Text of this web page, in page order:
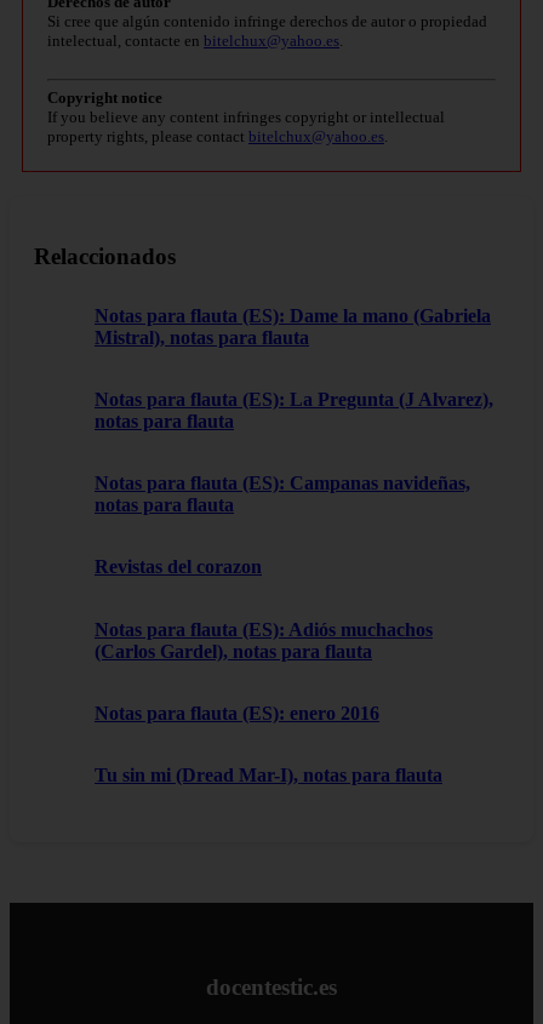
Si cree que algún contenido infringe derechos de autor o propiedad
intelectual, contacte en bitelchux@yahoo.es.
Copyright notice
If you believe any content infringes copyright or intellectual
property rights, please contact bitelchux@yahoo.es.
Relaccionados
Notas para flauta (ES): Dame la mano (Gabriela
Mistral), notas para flauta
Notas para flauta (ES): La Pregunta (J Alvarez),
notas para flauta
Notas para flauta (ES): Campanas navideñas,
notas para flauta
Revistas del corazon
Notas para flauta (ES): Adiós muchachos
(Carlos Gardel), notas para flauta
Notas para flauta (ES): enero 2016
Tu sin mi (Dread Mar-I), notas para flauta
docentestic.es